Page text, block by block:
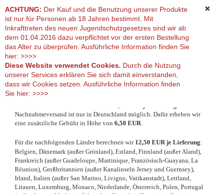
ACHTUNG: Der Kauf und die Benutzung unserer Produkte
ist nur für Personen ab 18 Jahren bestimmt. Mit
Inkrafttreten des neuen Jugendschutzgesetzes sind wir ab
dem 01.04.2016 dazu verpflichtet vor der ersten Bestellung
das Alter zu überprüfen. Ausführliche Information finden Sie
hier: >>>>
Diese Website verwendet Cookies. Durch die Nutzung
unserer Services erklären Sie sich damit einverstanden,
dass wir Cookies setzen. Ausführliche Information finden
Sie hier: >>>>
Versand- & Zahlungsbedingungen
Versandkosten
Versand mit DHL:
Nachnahmeversand ist nur in Deutschland möglich. Dafür erheben wir
eine zusätzliche Gebühr in Höhe von 6,50 EUR.
Für die nachfolgenden Länder berechnen wir 12,50 EUR je Lieferung:
Belgien, Dänemark (außer Grönland), Estland, Finnland (außer Aland),
Frankreich (außer Guadeloupe, Martinique, Französisch-Guayana, La
Réunion), Großbritannien (außer Kanalinseln Jersey und Guernsey),
Irland, Italien (außer San Marino, Livigno, Vatikanstadt), Lettland,
Litauen, Luxemburg, Monaco, Niederlande, Österreich, Polen, Portugal